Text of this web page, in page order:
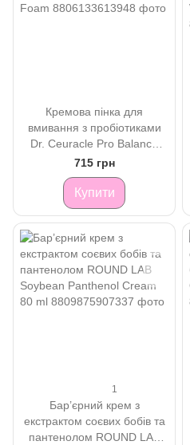
Кремова пінка для
вмивання з пробіотиками
Dr. Ceuracle Pro Balance
Creamy Deep Cleansing
Foam
715 грн
Купити
1
Бар’єрний крем з
екстрактом соєвих бобів та
пантенолом ROUND LAB